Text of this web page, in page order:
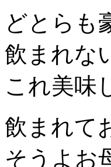
どとらも
飲まれな
これ美味
飲まれて
そうよお